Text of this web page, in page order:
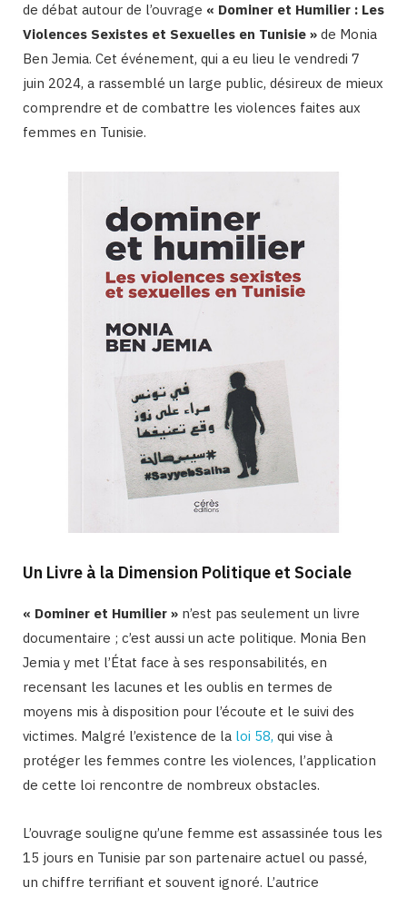
de débat autour de l’ouvrage « Dominer et Humilier : Les
Violences Sexistes et Sexuelles en Tunisie » de Monia
Ben Jemia. Cet événement, qui a eu lieu le vendredi 7
juin 2024, a rassemblé un large public, désireux de mieux
comprendre et de combattre les violences faites aux
femmes en Tunisie.
Un Livre à la Dimension Politique et Sociale
« Dominer et Humilier » n’est pas seulement un livre
documentaire ; c’est aussi un acte politique. Monia Ben
Jemia y met l’État face à ses responsabilités, en
recensant les lacunes et les oublis en termes de
moyens mis à disposition pour l’écoute et le suivi des
victimes. Malgré l’existence de la loi 58, qui vise à
protéger les femmes contre les violences, l’application
de cette loi rencontre de nombreux obstacles.
L’ouvrage souligne qu’une femme est assassinée tous les
15 jours en Tunisie par son partenaire actuel ou passé,
un chiffre terrifiant et souvent ignoré. L’autrice